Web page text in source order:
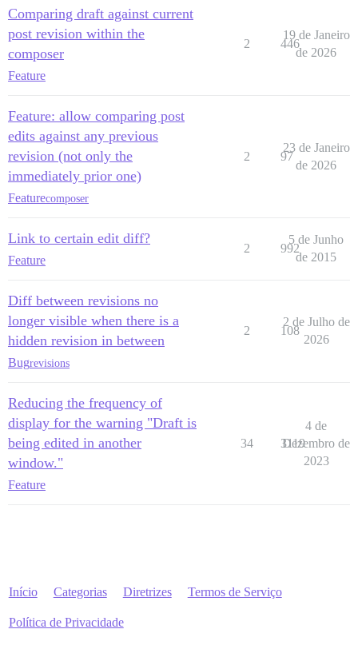
Comparing draft against current
post revision within the
composer
Feature
2 446
19 de Janeiro
de 2026
Feature: allow comparing post
edits against any previous
revision (not only the
immediately prior one)
Featurecomposer
2 97
23 de Janeiro
de 2026
Link to certain edit diff?
Feature
2 992
5 de Junho
de 2015
Diff between revisions no
longer visible when there is a
hidden revision in between
Bugrevisions
2 108
2 de Julho de
2026
Reducing the frequency of
display for the warning "Draft is
being edited in another
window."
Feature
34 3119
4 de
Dezembro de
2023
Início Categorias Diretrizes Termos de Serviço
Política de Privacidade